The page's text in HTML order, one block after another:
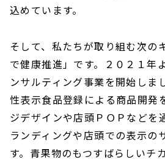
込めています。
そして、私たちが取り組む次の
で健康推進」です。２０２１年
ンサルティング事業を開始しま
性表示食品登録による商品開発
ジデザインや店頭ＰＯＰなどを
ランディングや店頭での表示の
す。青果物のもつすばらしいチ